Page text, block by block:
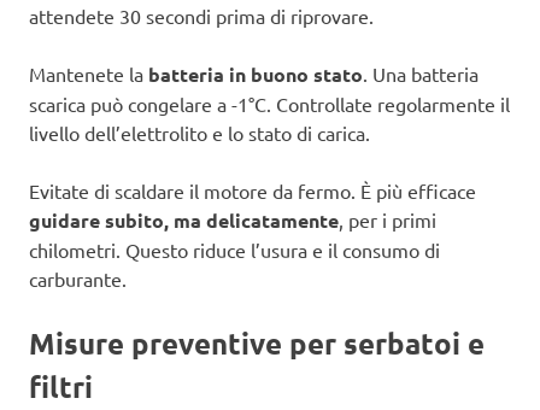
attendete 30 secondi prima di riprovare.
Mantenete la batteria in buono stato . Una batteria
scarica può congelare a -1°C. Controllate regolarmente il
livello dell’elettrolito e lo stato di carica.
Evitate di scaldare il motore da fermo. È più efficace
guidare subito, ma delicatamente , per i primi
chilometri. Questo riduce l’usura e il consumo di
carburante.
Misure preventive per serbatoi e
filtri